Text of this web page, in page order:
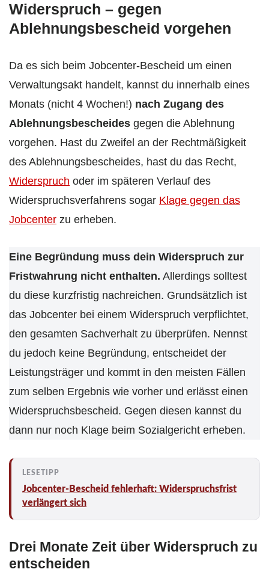
Widerspruch – gegen
Ablehnungsbescheid vorgehen
Da es sich beim Jobcenter-Bescheid um einen
Verwaltungsakt handelt, kannst du innerhalb eines
Monats (nicht 4 Wochen!) nach Zugang des
Ablehnungsbescheides gegen die Ablehnung
vorgehen. Hast du Zweifel an der Rechtmäßigkeit
des Ablehnungsbescheides, hast du das Recht,
Widerspruch oder im späteren Verlauf des
Widerspruchsverfahrens sogar Klage gegen das
Jobcenter zu erheben.
Eine Begründung muss dein Widerspruch zur
Fristwahrung nicht enthalten. Allerdings solltest
du diese kurzfristig nachreichen. Grundsätzlich ist
das Jobcenter bei einem Widerspruch verpflichtet,
den gesamten Sachverhalt zu überprüfen. Nennst
du jedoch keine Begründung, entscheidet der
Leistungsträger und kommt in den meisten Fällen
zum selben Ergebnis wie vorher und erlässt einen
Widerspruchsbescheid. Gegen diesen kannst du
dann nur noch Klage beim Sozialgericht erheben.
Jobcenter-Bescheid fehlerhaft: Widerspruchsfrist
verlängert sich
Drei Monate Zeit über Widerspruch zu
entscheiden